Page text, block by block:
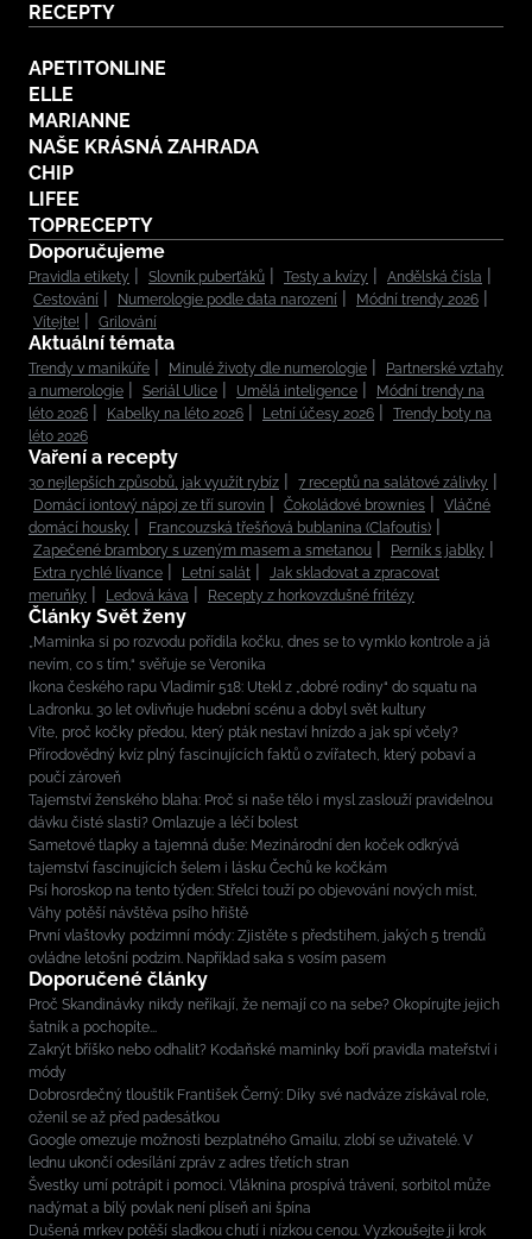
RECEPTY
APETITONLINE
ELLE
MARIANNE
NAŠE KRÁSNÁ ZAHRADA
CHIP
LIFEE
TOPRECEPTY
Doporučujeme
Pravidla etikety Slovník puberťáků Testy a kvízy
Andělská čísla
Cestování
Numerologie podle data narození
Módní trendy 2026
Vítejte!
Grilování
Aktuální témata
Trendy v manikúře Minulé životy dle numerologie
Partnerské vztahy
a numerologie
Seriál Ulice Umělá inteligence
Módní trendy na
léto 2026
Kabelky na léto 2026 Letní účesy 2026
Trendy boty na
léto 2026
Vaření a recepty
30 nejlepších způsobů, jak využít rybíz
7 receptů na salátové zálivky
Domácí iontový nápoj ze tří surovin
Čokoládové brownies
Vláčné
domácí housky
Francouzská třešňová bublanina (Clafoutis)
Zapečené brambory s uzeným masem a smetanou
Perník s jablky
Extra rychlé lívance
Letní salát
Jak skladovat a zpracovat
meruňky
Ledová káva Recepty z horkovzdušné fritézy
Články Svět ženy
„Maminka si po rozvodu pořídila kočku, dnes se to vymklo kontrole a já
nevím, co s tím,“ svěřuje se Veronika
Ikona českého rapu Vladimír 518: Utekl z „dobré rodiny“ do squatu na
Ladronku. 30 let ovlivňuje hudební scénu a dobyl svět kultury
Víte, proč kočky předou, který pták nestaví hnízdo a jak spí včely?
Přírodovědný kvíz plný fascinujících faktů o zvířatech, který pobaví a
poučí zároveň
Tajemství ženského blaha: Proč si naše tělo i mysl zaslouží pravidelnou
dávku čisté slasti? Omlazuje a léčí bolest
Sametové tlapky a tajemná duše: Mezinárodní den koček odkrývá
tajemství fascinujících šelem i lásku Čechů ke kočkám
Psí horoskop na tento týden: Střelci touží po objevování nových míst,
Váhy potěší návštěva psího hřiště
První vlaštovky podzimní módy: Zjistěte s předstihem, jakých 5 trendů
ovládne letošní podzim. Například saka s vosím pasem
Doporučené články
Proč Skandinávky nikdy neříkají, že nemají co na sebe? Okopírujte jejich
šatník a pochopíte...
Zakrýt bříško nebo odhalit? Kodaňské maminky boří pravidla mateřství i
módy
Dobrosrdečný tlouštík František Černý: Díky své nadváze získával role,
oženil se až před padesátkou
Google omezuje možnosti bezplatného Gmailu, zlobí se uživatelé. V
lednu ukončí odesílání zpráv z adres třetích stran
Švestky umí potrápit i pomoci. Vláknina prospívá trávení, sorbitol může
nadýmat a bílý povlak není plíseň ani špína
Dušená mrkev potěší sladkou chutí i nízkou cenou. Vyzkoušejte ji krok